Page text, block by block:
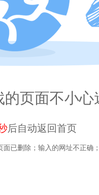
的页面不小
后自动返回首页
面已删除； 输入的网址不正确；